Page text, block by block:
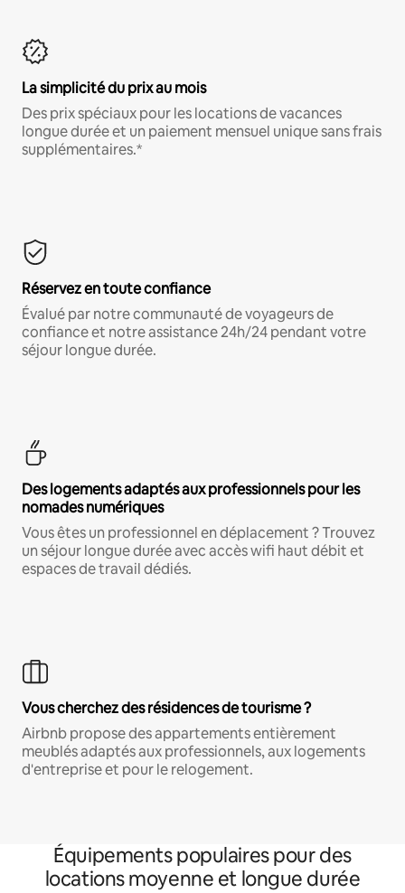
La simplicité du prix au mois
Des prix spéciaux pour les locations de vacances
longue durée et un paiement mensuel unique sans frais
supplémentaires.*
Réservez en toute confiance
Évalué par notre communauté de voyageurs de
confiance et notre assistance 24h/24 pendant votre
séjour longue durée.
Des logements adaptés aux professionnels pour les
nomades numériques
Vous êtes un professionnel en déplacement ? Trouvez
un séjour longue durée avec accès wifi haut débit et
espaces de travail dédiés.
Vous cherchez des résidences de tourisme ?
Airbnb propose des appartements entièrement
meublés adaptés aux professionnels, aux logements
d'entreprise et pour le relogement.
Équipements populaires pour des
locations moyenne et longue durée